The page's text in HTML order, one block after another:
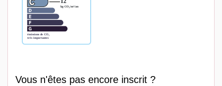
Vous n'êtes pas encore inscrit ?